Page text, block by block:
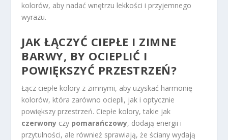
kolorów, aby nadać wnętrzu lekkości i przyjemnego
wyrazu.
JAK ŁĄCZYĆ CIEPŁE I ZIMNE
BARWY, BY OCIEPLIĆ I
POWIĘKSZYĆ PRZESTRZEŃ?
Łącz ciepłe kolory z zimnymi, aby uzyskać harmonię
kolorów, która zarówno ociepli, jak i optycznie
powiększy przestrzeń. Ciepłe kolory, takie jak
czerwony czy pomarańczowy, dodają energii i
przytulności, ale również sprawiają, że ściany wydają